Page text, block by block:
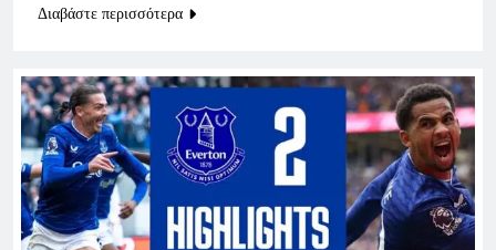
Διαβάστε περισσότερα